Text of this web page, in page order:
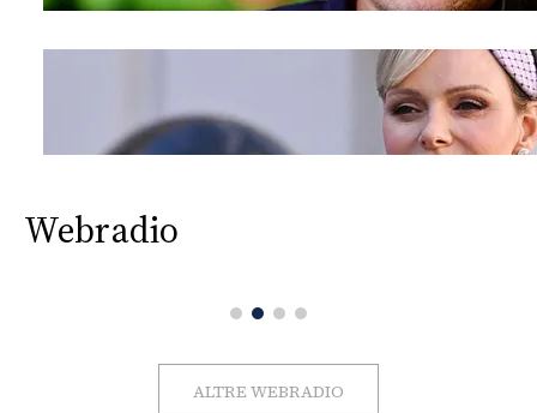
Webradio
ALTRE WEBRADIO